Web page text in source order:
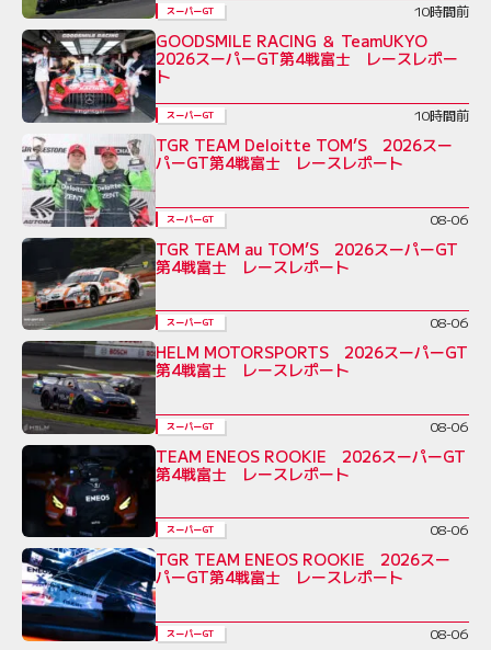
スーパーGT 10時間前
GOODSMILE RACING ＆ TeamUKYO
2026スーパーGT第4戦富士 レースレポー
ト
スーパーGT 10時間前
TGR TEAM Deloitte TOM’S 2026スー
パーGT第4戦富士 レースレポート
スーパーGT 08-06
TGR TEAM au TOM’S 2026スーパーGT
第4戦富士 レースレポート
スーパーGT 08-06
HELM MOTORSPORTS 2026スーパーGT
第4戦富士 レースレポート
スーパーGT 08-06
TEAM ENEOS ROOKIE 2026スーパーGT
第4戦富士 レースレポート
スーパーGT 08-06
TGR TEAM ENEOS ROOKIE 2026スー
パーGT第4戦富士 レースレポート
スーパーGT 08-06